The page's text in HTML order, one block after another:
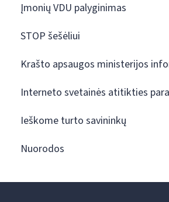
Įmonių VDU palyginimas
STOP šešėliui
Krašto apsaugos ministerijos
Interneto svetainės atitikties
Ieškome turto savininkų
Nuorodos